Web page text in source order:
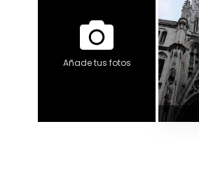
Añade tus fotos